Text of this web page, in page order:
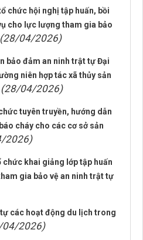
chức hội nghị tập huấn, bồi
cho lực lượng tham gia bảo
(28/04/2026)
bảo đảm an ninh trật tự Đại
niên hợp tác xã thủy sản
(28/04/2026)
tuyên truyền, hướng dẫn
cháy cho các cơ sở sản
2026)
chức khai giảng lớp tập huấn
gia bảo vệ an ninh trật tự
các hoạt động du lịch trong
04/2026)